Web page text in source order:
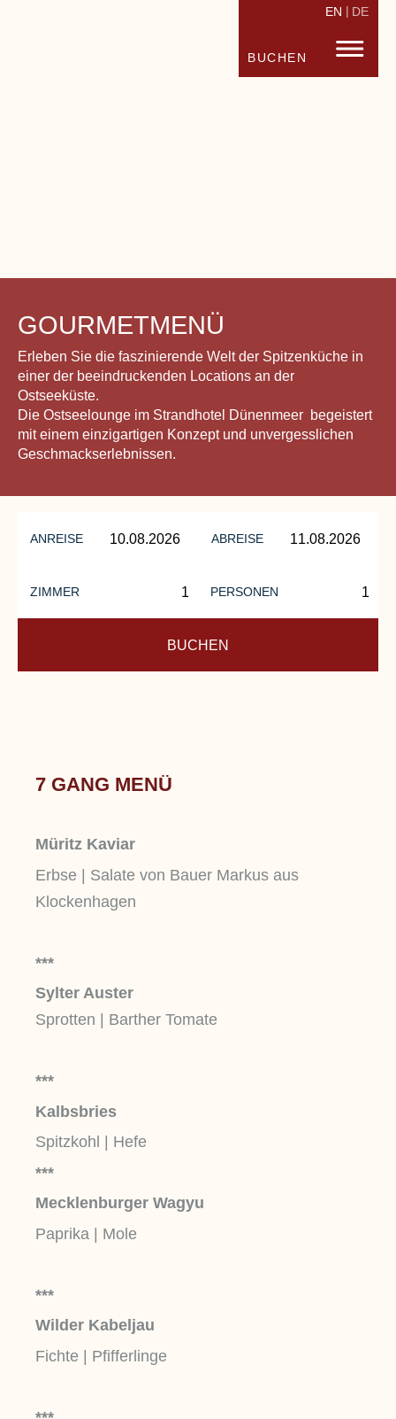
STRANDHOTEL FISCHLAND
BUCHEN
EN DE
GOURMETMENÜ
Erleben Sie die faszinierende Welt der Spitzenküche in
einer der beeindruckenden Locations an der
Ostseeküste.
Die Ostseelounge im Strandhotel Dünenmeer begeistert
mit einem einzigartigen Konzept und unvergesslichen
Geschmackserlebnissen.
ANREISE ABREISE
ZIMMER PERSONEN
BUCHEN
7 GANG MENÜ
Müritz Kaviar
Erbse | Salate von Bauer Markus aus
Klockenhagen
***
Sylter Auster
Sprotten | Barther Tomate
***
Kalbsbries
Spitzkohl | Hefe
***
Mecklenburger Wagyu
Paprika | Mole
***
Wilder Kabeljau
Fichte | Pfifferlinge